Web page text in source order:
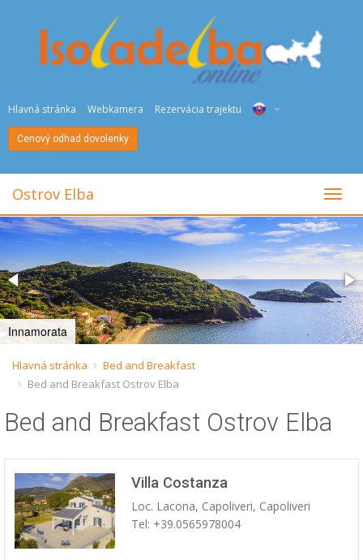
Hlavná stránka Webkamera Rezervácia trajektu
DEU
NED
FRA
PYC
SLO
Cenový odhad dovolenky
Ostrov Elba
Innamorata
Hlavná stránka
Bed and Breakfast
Bed and Breakfast Ostrov Elba
Bed and Breakfast Ostrov Elba
Villa Costanza
Loc. Lacona, Capoliveri, Capoliveri
Tel: +39.0565978004